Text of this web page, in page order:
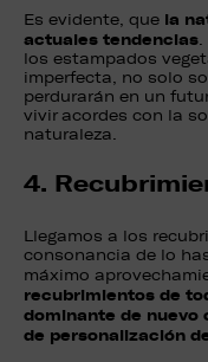
Es evidente, que la
actuales tendencias.
los estampados
imperfecta, no solo
perdurarán en un
vivir acordes con la
naturaleza.
4.
Llegamos a los
consonancia de lo
máximo
recubrimientos de
dominante de nuevo
de personalización